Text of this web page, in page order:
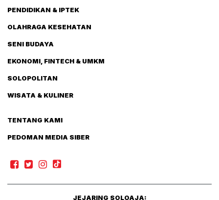
PENDIDIKAN & IPTEK
OLAHRAGA KESEHATAN
SENI BUDAYA
EKONOMI, FINTECH & UMKM
SOLOPOLITAN
WISATA & KULINER
TENTANG KAMI
PEDOMAN MEDIA SIBER
JEJARING SOLOAJA: